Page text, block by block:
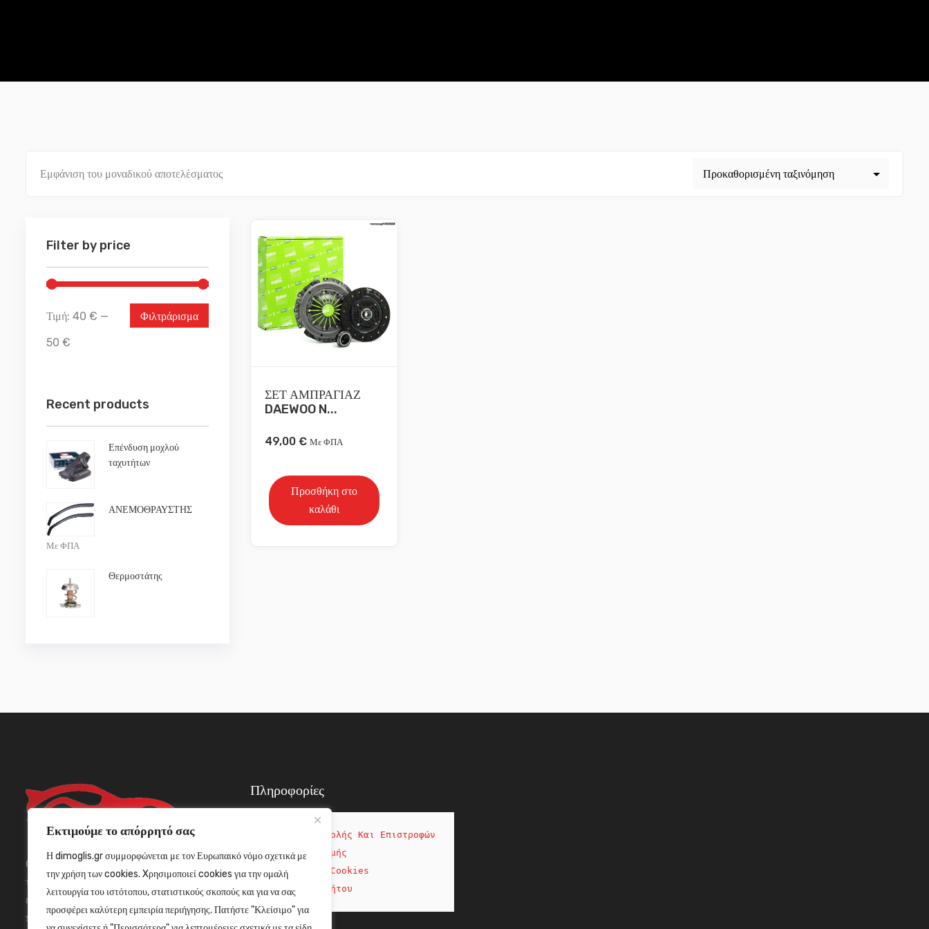
Εκτιμούμε το απόρρητό σας
Η dimoglis.gr συμμορφώνεται με τον Ευρωπαικό νόμο σχετικά με
την χρήση των cookies. Xρησιμοποιεί cookies για την ομαλή
λειτουργία του ιστότοπου, στατιστικούς σκοπούς και για να σας
προσφέρει καλύτερη εμπειρία περιήγησης. Πατήστε "Κλείσιμο" για
Εμφάνιση του μοναδικού αποτελέσματος
Filter by price
Ελάχιστη τιμή
Μέγιστη τιμή
Φιλτράρισμα
Τιμή: 40 € —
50 €
Recent products
Επένδυση μοχλού
ταχυτήτων
ΑΝΕΜΟΘΡΑΥΣΤΗΣ
Με ΦΠΑ
Θερμοστάτης
ΣΕΤ ΑΜΠΡΑΓΙΑΖ
DAEWOO N...
49,00 € Με ΦΠΑ
Προσθήκη στο
καλάθι
Θα χαρούμε πολύ να σας εξυπηρετήσουμε
τηλεφωνικώς για οποιοδήποτε θέμα σας
ενδιαφέρει ή να μας ενημερώσετε για τις
παρατηρήσεις σας
Πληροφορίες
Τρόποι Αποστολής Και Επιστροφών
Τρόποι Πληρωμής
Όροι Χρήσης Cookies
Δήλωση απορρήτου